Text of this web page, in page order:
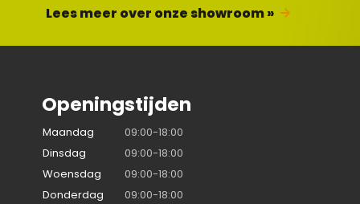
Lees meer over onze showroom »
Openingstijden
Maandag
09:00-18:00
Dinsdag
09:00-18:00
Woensdag
09:00-18:00
Donderdag
09:00-18:00